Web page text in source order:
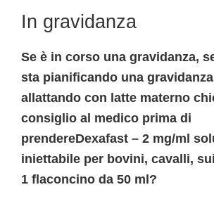
In gravidanza
Se è in corso una gravidanza,
sta pianificando una
allattando con latte materno
consiglio al medico prima di
prendereDexafast – 2 mg/ml
iniettabile per bovini, cavalli,
1 flaconcino da 50 ml?